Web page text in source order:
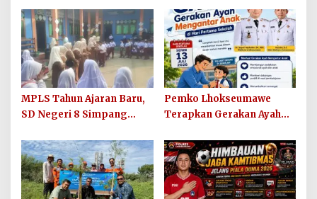
Berkekuatan Hukum Tetap
dan Sosialisasikan Lelang
Barang Rampasan
Tahun Ajaran 2026/2027
MPLS Tahun Ajaran Baru,
SD Negeri 8 Simpang
Sekolah Berkualitas dan
Berkarakter
Pemko Lhokseumawe
Terapkan Gerakan Ayah
Sekolah